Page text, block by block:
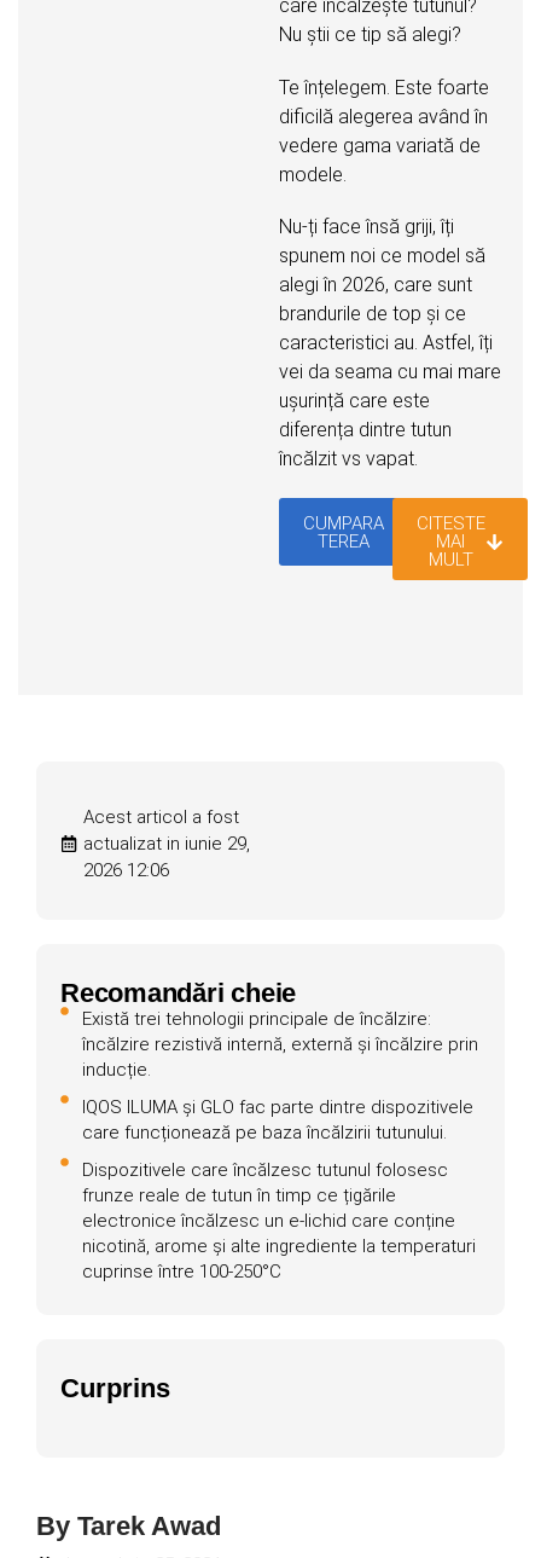
care încălzește tutunul?
Nu știi ce tip să alegi?
Te înțelegem. Este foarte
dificilă alegerea având în
vedere gama variată de
modele.
Nu-ți face însă griji, îți
spunem noi ce model să
alegi în 2026, care sunt
brandurile de top și ce
caracteristici au. Astfel, îți
vei da seama cu mai mare
ușurință care este
diferența dintre tutun
încălzit vs vapat.
CUMPARA
TEREA
CITESTE
MAI
MULT
Acest articol a fost
actualizat in iunie 29,
2026 12:06
Recomandări cheie
Există trei tehnologii principale de încălzire:
încălzire rezistivă internă, externă și încălzire prin
inducție.
IQOS ILUMA și GLO fac parte dintre dispozitivele
care funcționează pe baza încălzirii tutunului.
Dispozitivele care încălzesc tutunul folosesc
frunze reale de tutun în timp ce țigările
electronice încălzesc un e-lichid care conține
nicotină, arome și alte ingrediente la temperaturi
cuprinse între 100-250°C
Curprins
By Tarek Awad